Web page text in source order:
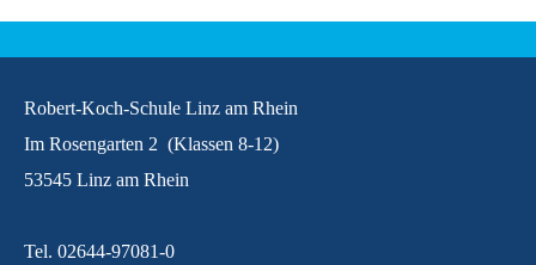
Robert-Koch-Schule Linz am Rhein
Im Rosengarten 2 (Klassen 8-12)
53545 Linz am Rhein
Tel. 02644-97081-0